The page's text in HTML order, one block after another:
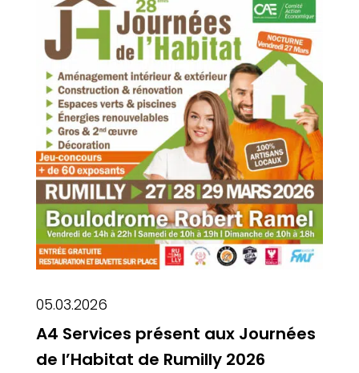
05.03.2026
A4 Services présent aux Journées
de l’Habitat de Rumilly 2026